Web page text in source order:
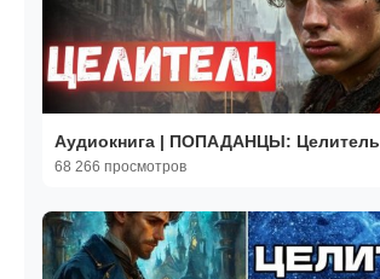
Аудиокнига | ПОПАДАНЦЫ: Целитель
68 266 просмотров